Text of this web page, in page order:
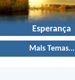
Esperança
Mais Temas...